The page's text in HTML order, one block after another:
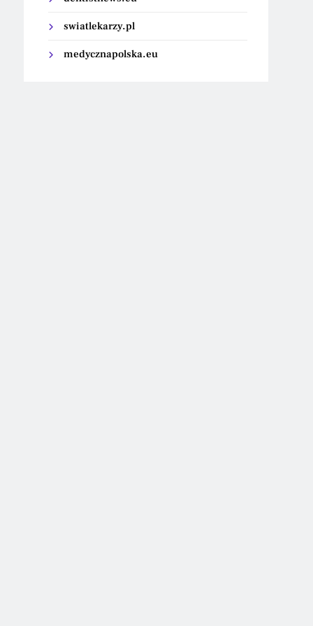
swiatlekarzy.pl
medycznapolska.eu